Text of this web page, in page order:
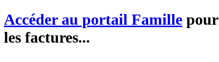
Accéder au portail Famille
les factures...